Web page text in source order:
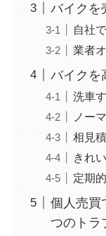
バイクを
自社
業者
バイクを
洗車
ノー
相見
きれ
定期
個人売買
つのトラ